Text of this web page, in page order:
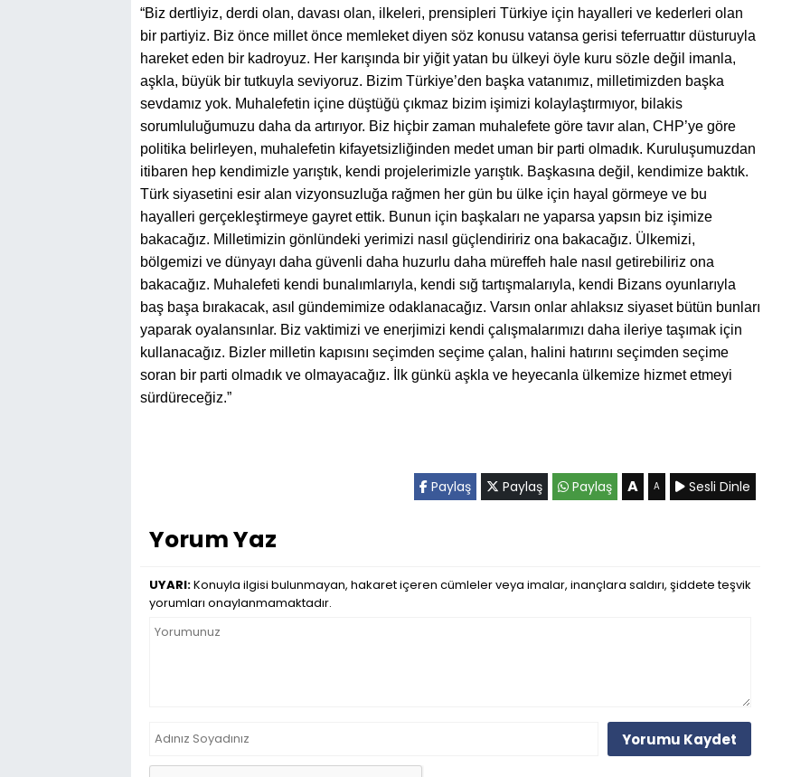
“Biz dertliyiz, derdi olan, davası olan, ilkeleri, prensipleri Türkiye için hayalleri ve kederleri olan
bir partiyiz. Biz önce millet önce memleket diyen söz konusu vatansa gerisi teferruattır düsturuyla
hareket eden bir kadroyuz. Her karışında bir yiğit yatan bu ülkeyi öyle kuru sözle değil imanla,
aşkla, büyük bir tutkuyla seviyoruz. Bizim Türkiye’den başka vatanımız, milletimizden başka
sevdamız yok. Muhalefetin içine düştüğü çıkmaz bizim işimizi kolaylaştırmıyor, bilakis
sorumluluğumuzu daha da artırıyor. Biz hiçbir zaman muhalefete göre tavır alan, CHP’ye göre
politika belirleyen, muhalefetin kifayetsizliğinden medet uman bir parti olmadık. Kuruluşumuzdan
itibaren hep kendimizle yarıştık, kendi projelerimizle yarıştık. Başkasına değil, kendimize baktık.
Türk siyasetini esir alan vizyonsuzluğa rağmen her gün bu ülke için hayal görmeye ve bu
hayalleri gerçekleştirmeye gayret ettik. Bunun için başkaları ne yaparsa yapsın biz işimize
bakacağız. Milletimizin gönlündeki yerimizi nasıl güçlendiririz ona bakacağız. Ülkemizi,
bölgemizi ve dünyayı daha güvenli daha huzurlu daha müreffeh hale nasıl getirebiliriz ona
bakacağız. Muhalefeti kendi bunalımlarıyla, kendi sığ tartışmalarıyla, kendi Bizans oyunlarıyla
baş başa bırakacak, asıl gündemimize odaklanacağız. Varsın onlar ahlaksız siyaset bütün bunları
yaparak oyalansınlar. Biz vaktimizi ve enerjimizi kendi çalışmalarımızı daha ileriye taşımak için
kullanacağız. Bizler milletin kapısını seçimden seçime çalan, halini hatırını seçimden seçime
soran bir parti olmadık ve olmayacağız. İlk günkü aşkla ve heyecanla ülkemize hizmet etmeyi
sürdüreceğiz.”
Paylaş Paylaş Paylaş A A Sesli Dinle
Yorum Yaz
UYARI:Konuyla ilgisi bulunmayan, hakaret içeren cümleler veya imalar, inançlara saldırı, şiddete teşvik
yorumları onaylanmamaktadır.
Yorumu Kaydet